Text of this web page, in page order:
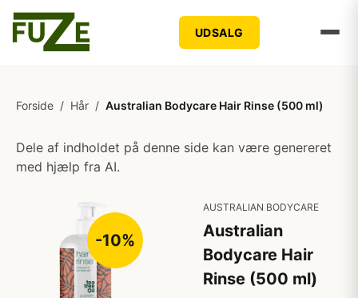
UDSALG
Forside / Hår / Australian Bodycare Hair Rinse (500 ml)
Dele af indholdet på denne side kan være genereret
med hjælp fra AI.
-10%
AUSTRALIAN BODYCARE
Australian
Bodycare Hair
Rinse (500 ml)